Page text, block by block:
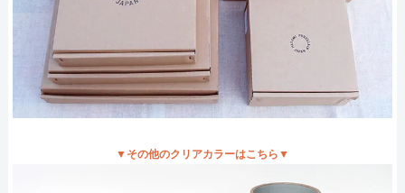
▼その他のクリアカラーはこちら▼